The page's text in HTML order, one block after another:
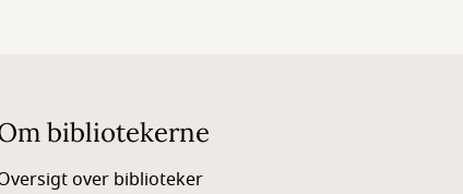
bibliotekerne
over biblioteker